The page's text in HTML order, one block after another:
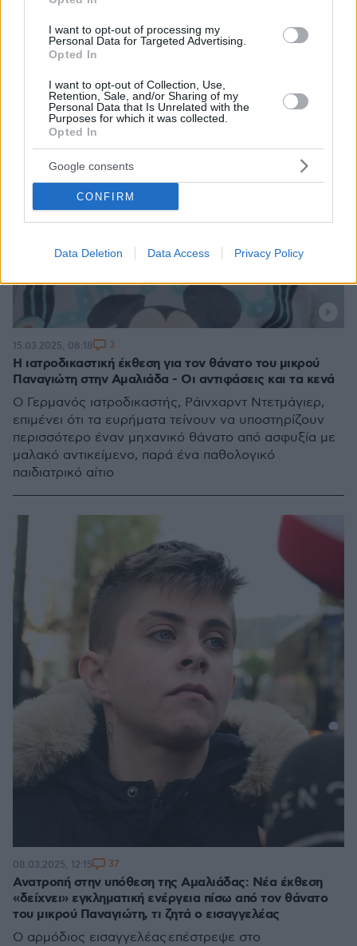
I want to opt-out of processing my
Personal Data for Targeted Advertising.
Opted In
I want to opt-out of Collection, Use,
Retention, Sale, and/or Sharing of my
Personal Data that Is Unrelated with the
Purposes for which it was collected.
Opted In
Google consents
CONFIRM
Data Deletion Data Access Privacy Policy
H ιατροδικαστική έκθεση για τον θάνατο του μικρού
Παναγιώτη στην Αμαλιάδα - Οι αντιφάσεις και τα κενά
O Γερμανός ιατροδικαστής, Ράινχαρντ Ντετμάγιερ,
επιμένει ότι τα ευρήματα τείνουν να υποστηρίζουν
περισσότερο έναν μηχανικό θάνατο από ασφυξία με
μαλακό αντικείμενο, παρά ένα παθολογικό
παιδιατρικό αίτιο
15.03.2025, 08:18 3
Ανατροπή στην υπόθεση της Αμαλιάδας: Νέα έκθεση
«δείχνει» εγκληματική ενέργεια πίσω από τον θάνατο
του μικρού Παναγιώτη, τι ζητά ο εισαγγελέας
Ο αρμόδιος εισαγγελέας επέστρεψε στο
08.03.2025, 12:15 37